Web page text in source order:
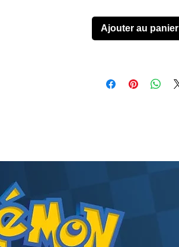
Ajouter au panier